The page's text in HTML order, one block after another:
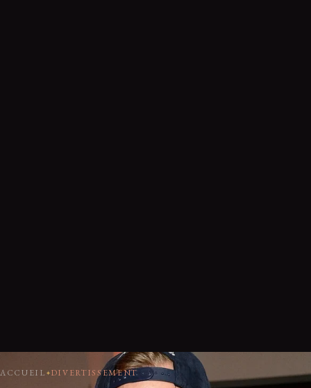
ACCUEIL DIVERTISSEMENT